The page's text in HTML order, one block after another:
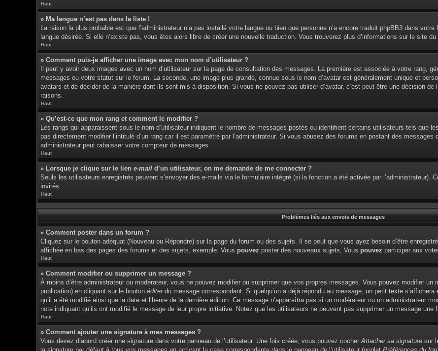
Haut
» Ma langue n’est pas dans la liste !
La raison la plus probable est que l’administrateur n’a pas installé votre langue ou bien que personne n’a encore traduit phpBB3 dans
langue désirée. Si elle n’existe pas, vous êtes alors libre de créer une nouvelle traduction. Vous trouverez plus d’informations sur le site
Haut
» Comment puis-je afficher une image avec mon nom d’utilisateur ?
Il peut y avoir deux images avec un nom d’utilisateur sur la page de consultation des messages. La première est associée à votre rang,
messages ou votre statut sur le forum. La seconde, une image plus grande, connue sous le nom d’avatar est généralement unique et
avatars et de décider de la manière dont ils sont mis à disposition. Si vous ne pouvez pas utiliser d’avatar, c’est peut-être une décision
raisons.
Haut
» Qu’est-ce que mon rang et comment le modifier ?
Les rangs qui apparaissent sous le nom d’utilisateur indiquent le nombre de messages postés ou identifient certains utilisateurs tels que
pas directement modifier l’intitulé d’un rang car il est paramétré par l’administrateur. Si vous abusez des forums en postant des
administrateur peut rabaisser votre compteur de messages.
Haut
» Lorsque je clique sur le lien e-mail d’un utilisateur, on me demande de me connecter ?
Seuls les utilisateurs enregistrés peuvent s’envoyer des e-mails via le formulaire intégré (si la fonction a été activée par l’administrateur).
invités.
Haut
Problèmes liés aux envois de messages
» Comment poster dans un forum ?
Cliquez sur le bouton adéquat (Nouveau ou Répondre) sur la page du forum ou des sujets. Il se peut que vous ayez besoin d’être
affichée en bas des pages des forums et des sujets, exemple: Vous pouvez poster des nouveaux sujets, Vous pouvez participer aux
Haut
» Comment modifier ou supprimer un message ?
À moins d’être administrateur ou modérateur, vous ne pouvez modifier ou supprimer que vos propres messages. Vous pouvez modifier
publication) en cliquant sur le bouton éditerdu message correspondant. Si quelqu’un a déjà répondu au message, un petit texte
qu’il a été modifié ainsi que la date et l’heure de la dernière édition. Ce message n’apparaîtra pas si un modérateur ou un administrateur
note indiquant qu’ils ont modifié le message de leur propre initiative. Notez que les utilisateurs ne peuvent pas supprimer un message une
Haut
» Comment ajouter une signature à mes messages ?
Vous devez d’abord créer une signature dans votre panneau de l’utilisateur. Une fois créée, vous pouvez cocherAttacher sa signature sur